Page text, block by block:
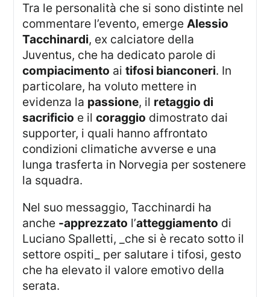
Tra le personalità che si sono distinte nel
commentare l’evento, emergeAlessio
Tacchinardi, ex calciatore della
Juventus, che ha dedicato parole di
compiacimento aitifosi bianconeri. In
particolare, ha voluto mettere in
evidenza la passione, il retaggio di
sacrificio e ilcoraggio dimostrato dai
supporter, i quali hanno affrontato
condizioni climatiche avverse e una
lunga trasferta in Norvegia per sostenere
la squadra.
Nel suo messaggio, Tacchinardi ha
anche -apprezzato l’atteggiamento di
Luciano Spalletti, _che si è recato sotto il
settore ospiti_ per salutare i tifosi, gesto
che ha elevato il valore emotivo della
serata.